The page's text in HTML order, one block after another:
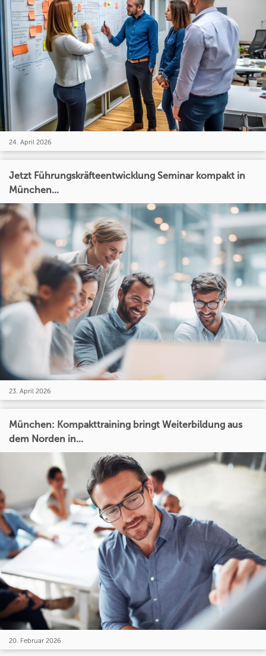
24. April 2026
Jetzt Führungskräfteentwicklung Seminar kompakt in
München...
23. April 2026
München: Kompakttraining bringt Weiterbildung aus
dem Norden in...
20. Februar 2026